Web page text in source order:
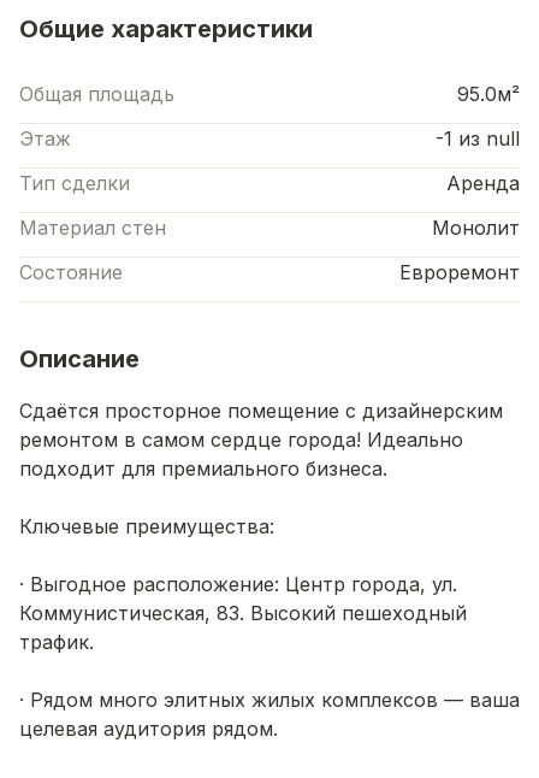
Общие характеристики
Общая площадь
95.0м²
Этаж
-1 из null
Тип сделки
Аренда
Материал стен
Монолит
Состояние
Евроремонт
Описание
Сдаётся просторное помещение с дизайнерским
ремонтом в самом сердце города! Идеально
подходит для премиального бизнеса.
Ключевые преимущества:
· Выгодное расположение: Центр города, ул.
Коммунистическая, 83. Высокий пешеходный
трафик.
· Рядом много элитных жилых комплексов — ваша
целевая аудитория рядом.